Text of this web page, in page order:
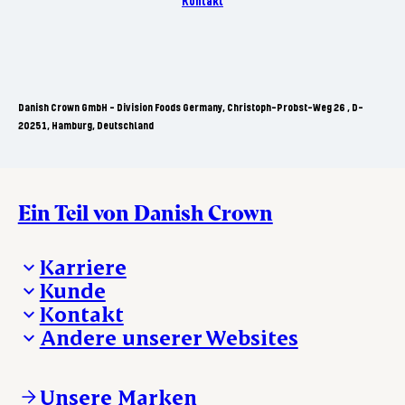
Danish Crown GmbH - Division Foods Germany, Christoph-Probst-Weg 26 , D-
20251, Hamburg, Deutschland
Ein Teil von Danish Crown
Karriere
Deine Karriere bei Danish Crown
Aktuelle Jobangebote
Danish Crown
Kunde
Was wir anbieten
Lebensmittelsicherheit
Kontakt
Aktuelles und Presse
Andere unserer Websites
DAT-Schaub.com
Unsere Marken